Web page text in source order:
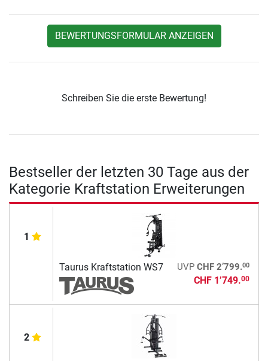
BEWERTUNGSFORMULAR ANZEIGEN
Schreiben Sie die erste Bewertung!
Bestseller der letzten 30 Tage aus der
Kategorie Kraftstation Erweiterungen
1
Taurus Kraftstation WS7 UVP CHF 2’799.00
CHF 1’749.00
2